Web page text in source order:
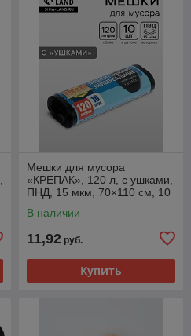
Мешки для мусора
«КРЕПАК», 120 л, с ушками,
ПНД, 15 мкм, 70×110 см, 10
В наличии
11,92 руб.
Купить